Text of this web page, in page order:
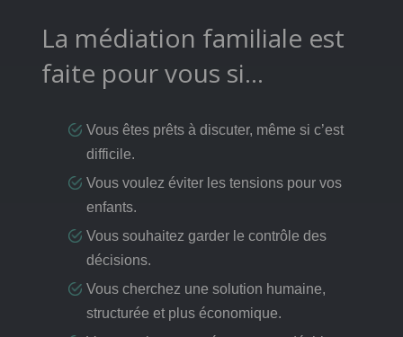
La médiation familiale est
faite pour vous si…
Vous êtes prêts à discuter, même si c’est
difficile.
Vous voulez éviter les tensions pour vos
enfants.
Vous souhaitez garder le contrôle des
décisions.
Vous cherchez une solution humaine,
structurée et plus économique.